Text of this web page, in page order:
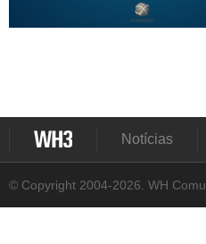
Notícias
© Copyright 2004-2026. WH